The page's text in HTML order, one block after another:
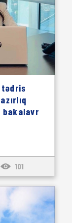
tədris
bakalavr
101